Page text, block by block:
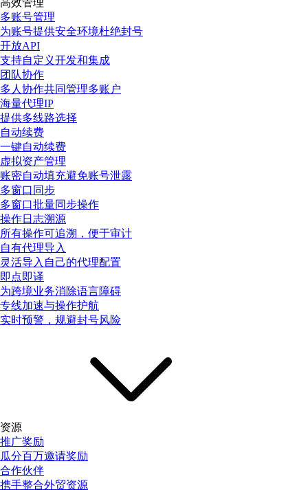
高效管理
多账号管理
为账号提供安全环境杜绝封号
开放API
支持自定义开发和集成
团队协作
多人协作共同管理多账户
海量代理IP
提供多线路选择
自动续费
一键自动续费
虚拟资产管理
账密自动填充避免账号泄露
多窗口同步
多窗口批量同步操作
操作日志溯源
所有操作可追溯，便于审计
自有代理导入
灵活导入自己的代理配置
即点即译
为跨境业务消除语言障碍
专线加速与操作护航
实时预警，规避封号风险
资源
推广奖励
瓜分百万邀请奖励
合作伙伴
携手整合外贸资源